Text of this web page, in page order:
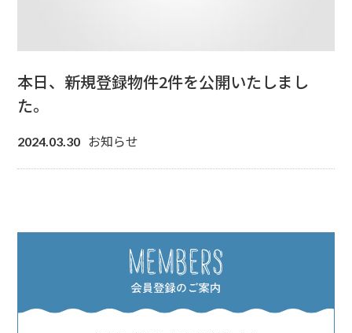
本日、新規登録物件2件を公開いたしまし
た。
2024.03.30 お知らせ